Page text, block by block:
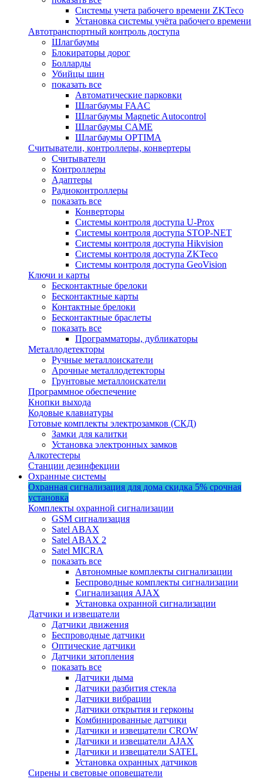
Системы учета рабочего времени ZKTeco
Установка системы учёта рабочего времени
Автотранспортный контроль доступа
Шлагбаумы
Блокираторы дорог
Болларды
Убийцы шин
показать все
Автоматические парковки
Шлагбаумы FAAC
Шлагбаумы Magnetic Autocontrol
Шлагбаумы CAME
Шлагбаумы OPTIMA
Считыватели, контроллеры, конвертеры
Считыватели
Контроллеры
Адаптеры
Радиоконтроллеры
показать все
Конверторы
Системы контроля доступа U-Prox
Системы контроля доступа STOP-NET
Системы контроля доступа Hikvision
Системы контроля доступа ZKTeco
Системы контроля доступа GeoVision
Ключи и карты
Бесконтактные брелоки
Бесконтактные карты
Контактные брелоки
Бесконтактные браслеты
показать все
Программаторы, дубликаторы
Металлодетекторы
Ручные металлоискатели
Арочные металлодетекторы
Грунтовые металлоискатели
Программное обеспечение
Кнопки выхода
Кодовые клавиатуры
Готовые комплекты электрозамков (СКД)
Замки для калитки
Установка электронных замков
Алкотестеры
Станции дезинфекции
Охранные системы
Охранная сигнализация для дома скидка 5% срочная
установка
Комплекты охранной сигнализации
GSM сигнализация
Satel ABAX
Satel ABAX 2
Satel MICRA
показать все
Автономные комплекты сигнализации
Беспроводные комплекты сигнализации
Сигнализация AJAX
Установка охранной сигнализации
Датчики и извещатели
Датчики движения
Беспроводные датчики
Оптические датчики
Датчики затопления
показать все
Датчики дыма
Датчики разбития стекла
Датчики вибрации
Датчики открытия и герконы
Комбинированные датчики
Датчики и извещатели CROW
Датчики и извещатели AJAX
Датчики и извещатели SATEL
Установка охранных датчиков
Сирены и световые оповещатели